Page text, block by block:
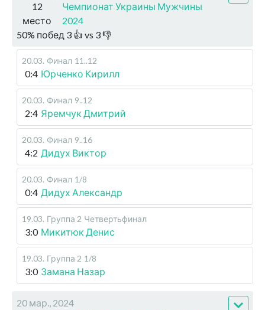
12
место
Чемпионат Украины Мужчины
2024
50% побед 3 👍 vs 3👎
20.03. Финал 11..12
0:4 Юрченко Кирилл
20.03. Финал 9..12
2:4 Яремчук Дмитрий
20.03. Финал 9..16
4:2 Дидух Виктор
20.03. Финал 1/8
0:4 Дидух Александр
19.03. Группа 2 Четвертьфинал
3:0 Микитюк Денис
19.03. Группа 2 1/8
3:0 Замана Назар
20 мар., 2024